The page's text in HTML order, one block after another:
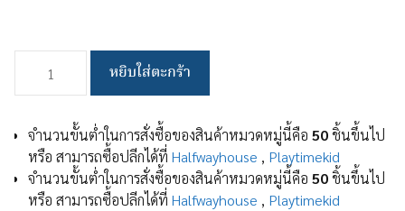
กางเกง
หนีบ
หยิบใส่ตะกร้า
จำนวนขั้นต่ำในการสั่งซื้อของสินค้าหมวดหมู่นี้คือ 50 ชิ้นขึ้นไป
หรือ สามารถซื้อปลีกได้ที่ Halfwayhouse , Playtimekid
จำนวนขั้นต่ำในการสั่งซื้อของสินค้าหมวดหมู่นี้คือ 50 ชิ้นขึ้นไป
หรือ สามารถซื้อปลีกได้ที่ Halfwayhouse , Playtimekid